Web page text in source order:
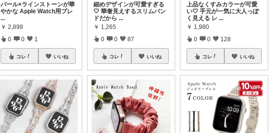
パール×ラインストーンが華
やかな Apple Watch用ブレ
...
￥ 2,898
0 0 1
コレ いいね
細めデザインが可愛すぎる
🤍 華奢見えするスリムバン
ドだから...
￥ 1,265
0 0 87
コレ いいね
上品なくすみカラーが可愛
い🤍 手元が一気に大人っぽ
く見える レ ...
￥ 1,980
0 0 128
コレ いいね